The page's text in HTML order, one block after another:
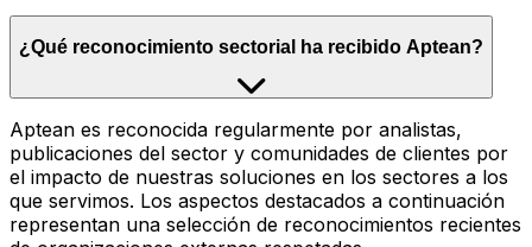
¿Qué reconocimiento sectorial ha recibido Aptean?
Aptean es reconocida regularmente por analistas,
publicaciones del sector y comunidades de clientes por
el impacto de nuestras soluciones en los sectores a los
que servimos. Los aspectos destacados a continuación
representan una selección de reconocimientos recientes